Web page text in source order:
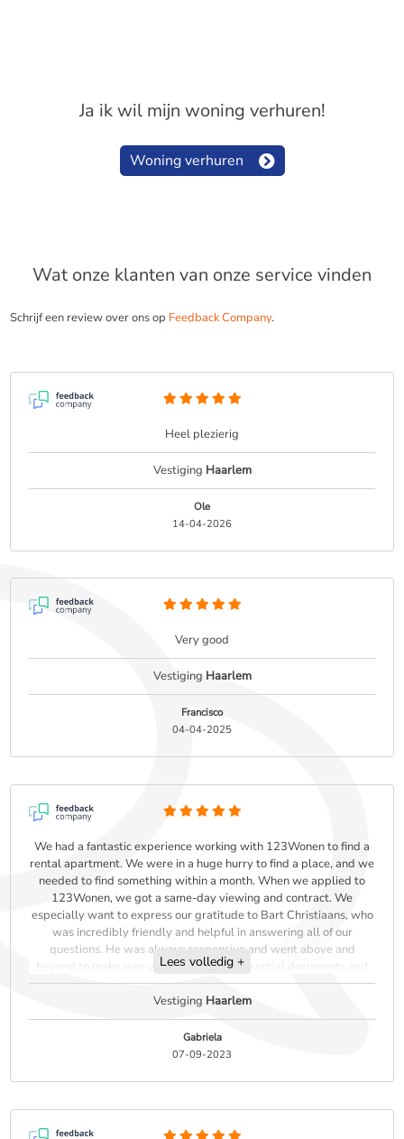
Ja ik wil mijn woning verhuren!
Woning verhuren
Wat onze klanten van onze service vinden
Schrijf een review over ons op Feedback Company.
Heel plezierig
Vestiging Haarlem
Ole
14-04-2026
Very good
Vestiging Haarlem
Francisco
04-04-2025
We had a fantastic experience working with 123Wonen to find a
rental apartment. We were in a huge hurry to find a place, and we
needed to find something within a month. When we applied to
123Wonen, we got a same-day viewing and contract. We
especially want to express our gratitude to Bart Christiaans, who
was incredibly friendly and helpful in answering all of our
questions. He was always responsive and went above and
beyond to make sure we had all of the essential documents and
understood the rental procedures. He even made sure to help us
with the check-in and key handover process while he was on
vacation!
Lees volledig +
Vestiging Haarlem
Gabriela
07-09-2023